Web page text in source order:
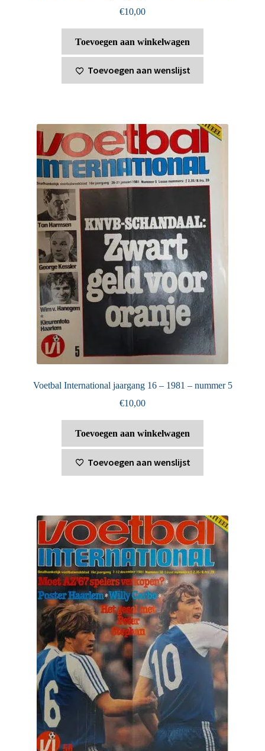
€10,00
Toevoegen aan winkelwagen
Toevoegen aan wenslijst
Voetbal International jaargang 16 – 1981 – nummer 5
€10,00
Toevoegen aan winkelwagen
Toevoegen aan wenslijst